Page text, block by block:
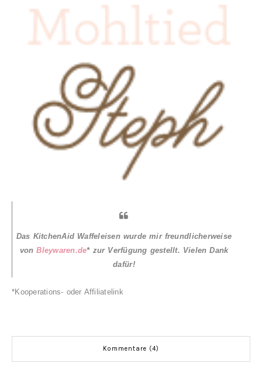
Das KitchenAid Waffeleisen wurde mir freundlicherweise
vonBleywaren.de* zur Verfügung gestellt. Vielen Dank
dafür!
*Kooperations- oder Affiliatelink
Kommentare (4)